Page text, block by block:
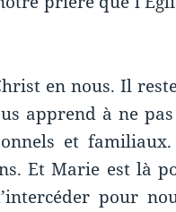
en nous. Il
apprend à ne
et
Et Marie est là
pour